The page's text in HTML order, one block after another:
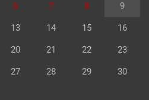
6 7 8 9
13 14 15 16
20 21 22 23
27 28 29 30